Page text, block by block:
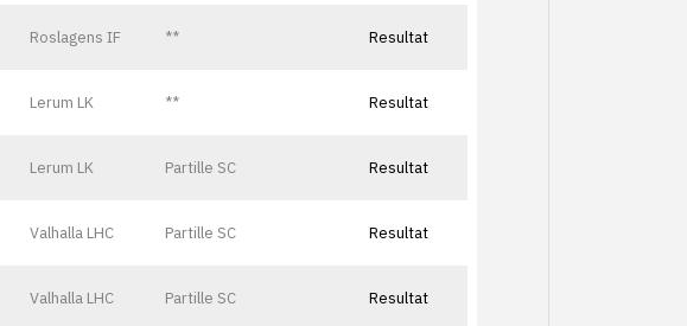
Roslagens IF ** Resultat
Lerum LK ** Resultat
Lerum LK Partille SC Resultat
Valhalla LHC Partille SC Resultat
Valhalla LHC Partille SC Resultat